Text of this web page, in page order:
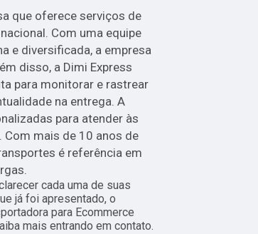
que oferece serviços de
Com uma equipe
e diversificada, a empresa
disso, a Dimi Express
para monitorar e rastrear
na entrega. A
para atender às
mais de 10 anos de
é referência em
cada uma de suas
já foi apresentado, o
para Ecommerce
mais entrando em contato.